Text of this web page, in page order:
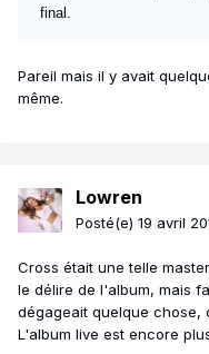
final.
Pareil mais il y avait
même.
Lowren
Posté(e) 19 avril
Cross était une telle
le délire de l'album, mais
dégageait quelque chose,
L'album live est encore